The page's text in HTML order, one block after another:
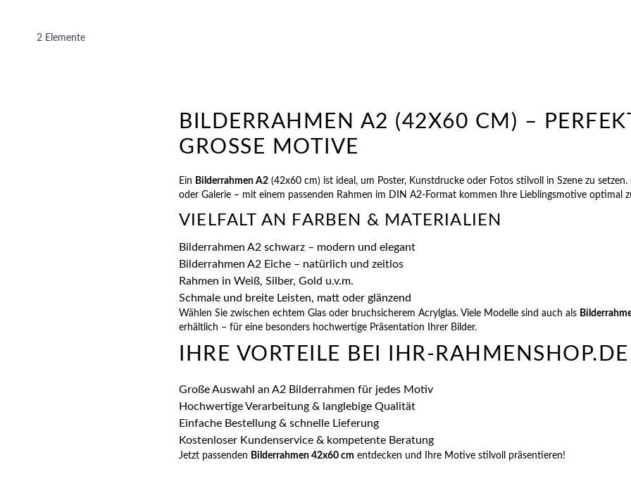
2 Elemente
BILDERRAHMEN A2 (42X60 CM) –
GROSSE MOTIVE
Ein Bilderrahmen A2 (42x60 cm) ist ideal, um Poster, Kunstdrucke oder Fotos stilvoll in Szene zu
oder Galerie – mit einem passenden Rahmen im DIN A2-Format kommen Ihre Lieblingsmotive optimal
VIELFALT AN FARBEN & MATERIALIEN
Bilderrahmen A2 schwarz – modern und elegant
Bilderrahmen A2 Eiche – natürlich und zeitlos
Rahmen in Weiß, Silber, Gold u.v.m.
Schmale und breite Leisten, matt oder glänzend
Wählen Sie zwischen echtem Glas oder bruchsicherem Acrylglas. Viele Modelle sind auch als
erhältlich – für eine besonders hochwertige Präsentation Ihrer Bilder.
IHRE VORTEILE BEI IHR-RAHMENSHOP.DE
Große Auswahl an A2 Bilderrahmen für jedes Motiv
Hochwertige Verarbeitung & langlebige Qualität
Einfache Bestellung & schnelle Lieferung
Kostenloser Kundenservice & kompetente Beratung
Jetzt passenden Bilderrahmen 42x60 cm entdecken und Ihre Motive stilvoll präsentieren!